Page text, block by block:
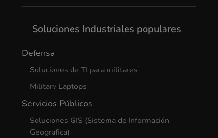
Soluciones Industriales populares
Defensa
Soluciones de TI para militares
Military Laptops
Servicios Públicos
Soluciones GIS (Sistema de Información
Geográfica)